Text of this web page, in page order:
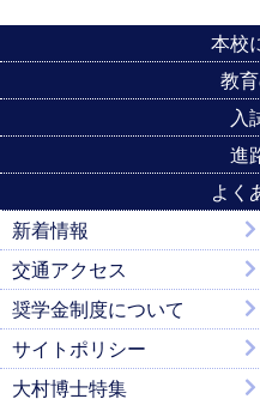
本校
教
入
進
よく
新着情報
交通アクセス
奨学金制度について
サイトポリシー
大村博士特集